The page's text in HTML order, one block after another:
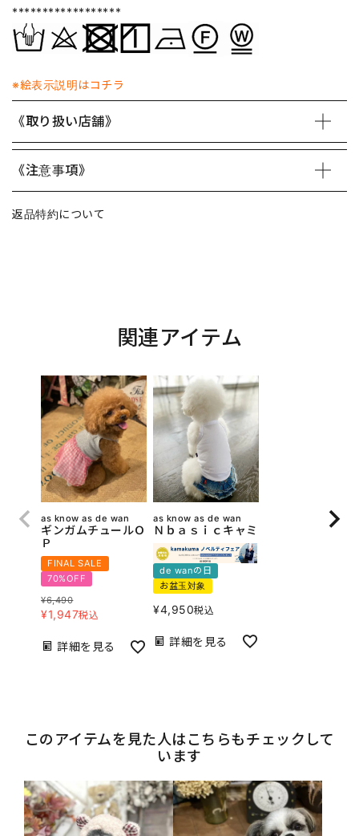
******************
※絵表示説明はコチラ
《取り扱い店舗》
《注意事項》
返品特約について
関連アイテム
as know as de wan
ギンガムチュールＯ
Ｐ
FINAL SALE
70%OFF
¥6,490
¥1,947税込
詳細を見る
as know as de wan
Ｎｂａｓｉｃキャミ
de wanの日
お盆玉対象
¥4,950税込
詳細を見る
このアイテムを見た人はこちらもチェックして
います